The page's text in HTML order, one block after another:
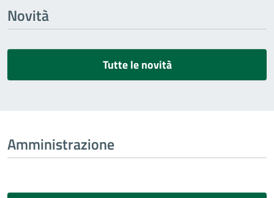
Novità
Tutte le novità
Amministrazione